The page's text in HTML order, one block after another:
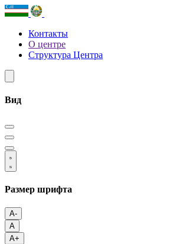
Контакты
О центре
Структура Центра
Вид
Размер шрифта
A-
A
A+